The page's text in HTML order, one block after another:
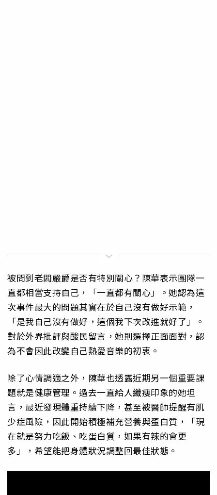
被問到老闆嚴爵是否有特別關心？陳華表示團隊一
直都相當支持自己，「一直都有關心」。她認為這
次事件最大的問題其實在於自己沒有做好示範，
「是我自己沒有做好，這個我下次改進就好了」。
對於外界批評與酸民留言，她則選擇正面面對，認
為不會因此改變自己熱愛音樂的初衷。
除了心情調適之外，陳華也透露近期另一個重要課
題就是健康管理。過去一直給人纖瘦印象的她坦
言，最近發現體重持續下降，甚至被醫師提醒有肌
少症風險，因此開始積極補充營養與蛋白質，「現
在就是努力吃飯、吃蛋白質，如果有辣的會更
多」，希望能把身體狀況調整回最佳狀態。